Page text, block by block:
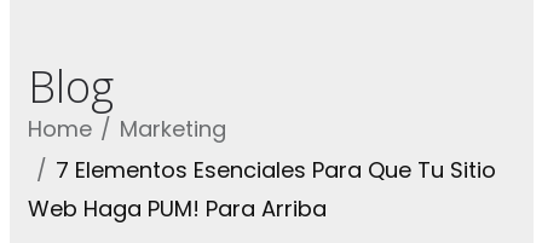
Blog
Home
Marketing
7 Elementos Esenciales Para Que Tu Sitio
Web Haga PUM! Para Arriba